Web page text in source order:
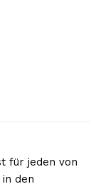
für jeden von
den